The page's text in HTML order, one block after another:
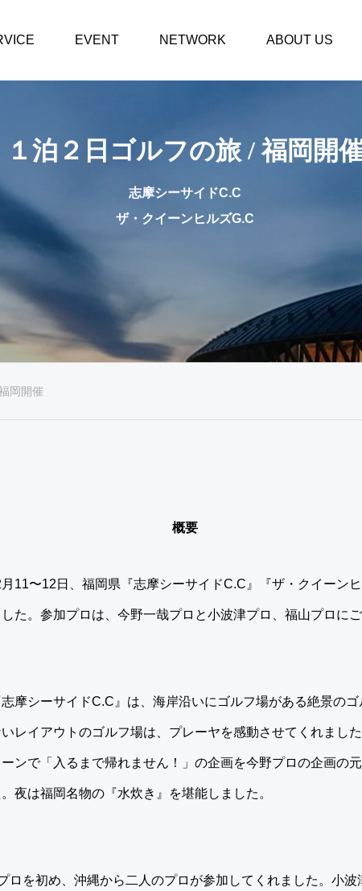
EVENT NETWORK ABOUT US
2026.10.06〜『1泊2
クラシックG.C / 太平
洋C六甲コース
１泊２日ゴルフの旅 / 福岡開
志摩シーサイドC.C
ザ・クイーンヒルズG.C
岡開催
概要
11〜12日、福岡県『志摩シーサイドC.C』『ザ・クイーン
た。参加プロは、今野一哉プロと小波津プロ、福山プロにご
摩シーサイドC.C』は、海岸沿いにゴルフ場がある絶景の
レイアウトのゴルフ場は、プレーヤを感動させてくれまし
ンで「入るまで帰れません！」の企画を今野プロの企画の
夜は福岡名物の『水炊き』を堪能しました。
ロを初め、沖縄から二人のプロが参加してくれました。小